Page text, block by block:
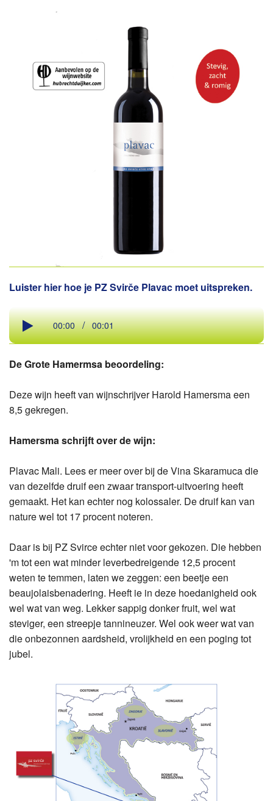
Luister hier hoe je PZ Svirče Plavac moet uitspreken.
00:00 / 00:01
De Grote Hamermsa beoordeling:
Deze wijn heeft van wijnschrijver Harold Hamersma een
8,5 gekregen.
Hamersma schrijft over de wijn:
Plavac Mali. Lees er meer over bij de Vina Skaramuca die
van dezelfde druif een zwaar transport-uitvoering heeft
gemaakt. Het kan echter nog kolossaler. De druif kan van
nature wel tot 17 procent noteren.
Daar is bij PZ Svirce echter niet voor gekozen. Die hebben
'm tot een wat minder leverbedreigende 12,5 procent
weten te temmen, laten we zeggen: een beetje een
beaujolaisbenadering. Heeft ie in deze hoedanigheid ook
wel wat van weg. Lekker sappig donker fruit, wel wat
steviger, een streepje tannineuzer. Wel ook weer wat van
die onbezonnen aardsheid, vrolijkheid en een poging tot
jubel.